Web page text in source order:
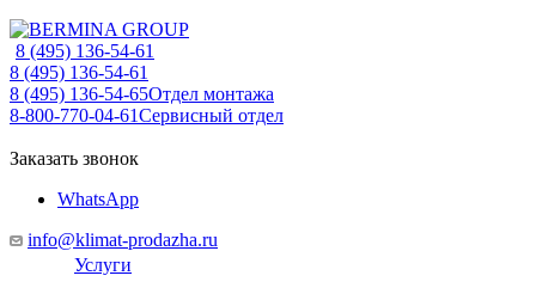
8 (495) 136-54-61
8 (495) 136-54-61
8 (495) 136-54-65Отдел монтажа
8-800-770-04-61Сервисный отдел
Заказать звонок
WhatsApp
info@klimat-prodazha.ru
Услуги